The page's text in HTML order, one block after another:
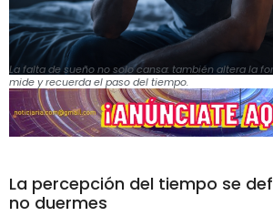
La falta de sueño no solo cansa: también altera la
mide y recuerda el paso del tiempo.
La percepción del tiempo se
no duermes